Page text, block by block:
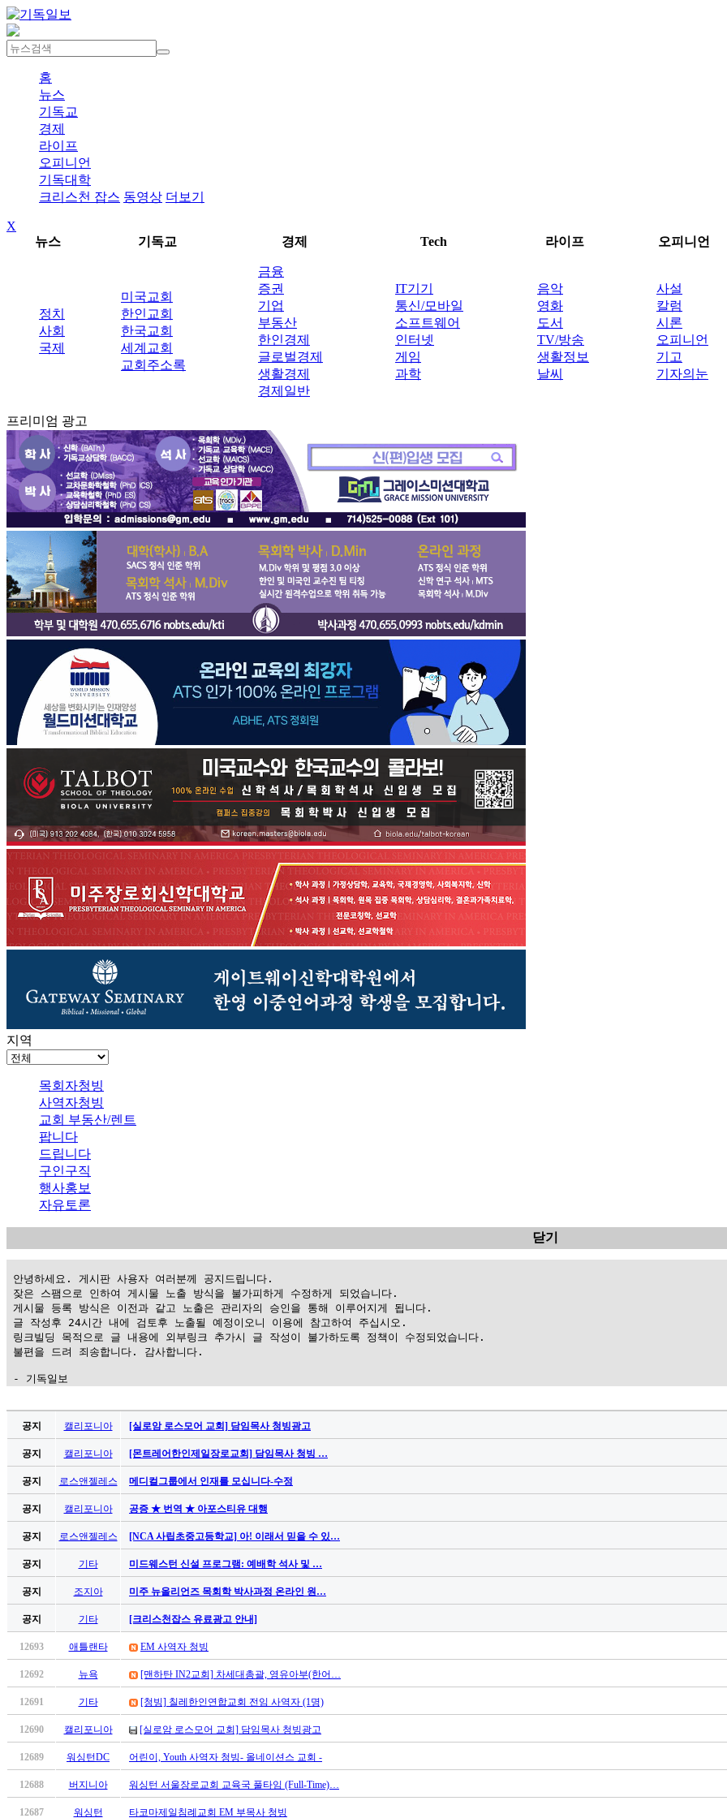
홈
뉴스
기독교
경제
라이프
오피니언
기독대학
크리스천 잡스 동영상 더보기
X
뉴스
기독교 경제 Tech 라이프 오피니언
정치
사회
국제
미국교회
한인교회
한국교회
세계교회
교회주소록
금융
증권
기업
부동산
한인경제
글로벌경제
생활경제
경제일반
IT기기
통신/모바일
소프트웨어
인터넷
게임
과학
음악
영화
도서
TV/방송
생활정보
날씨
사설
칼럼
시론
오피니언
기고
기자의눈
프리미엄 광고
지역
목회자청빙
사역자청빙
교회 부동산/렌트
팝니다
드립니다
구인구직
행사홍보
자유토론
닫기
안녕하세요. 게시판 사용자 여러분께 공지드립니다.
잦은 스팸으로 인하여 게시물 노출 방식을 불가피하게 수정하게 되었습니다.
게시물 등록 방식은 이전과 같고 노출은 관리자의 승인을 통해 이루어지게 됩니다.
글 작성후 24시간 내에 검토후 노출될 예정이오니 이용에 참고하여 주십시오.
링크빌딩 목적으로 글 내용에 외부링크 추가시 글 작성이 불가하도록 정책이 수정되었습니다.
불편을 드려 죄송합니다. 감사합니다.
- 기독일보
만
꼴
밍
넷
minky
합
체
안
브
공지 캘리포니아 [실로암 로스모어 교회] 담임목사 청빙광고
공지 캘리포니아 [몬트레어한인제일장로교회] 담임목사 청빙 …
공지 로스앤젤레스 메디컬그룹에서 인재를 모십니다-수정
공지 캘리포니아 공증 ★ 번역 ★ 아포스티유 대행
공지 로스앤젤레스 [NCA 사립초중고등학교] 아! 이래서 믿을 수 있…
공지 기타 미드웨스턴 신설 프로그램: 예배학 석사 및 …
공지 조지아 미주 뉴올리언즈 목회학 박사과정 온라인 원…
공지 기타 [크리스천잡스 유료광고 안내]
12693 애틀랜타 EM 사역자 청빙
12692 뉴욕 [맨하탄 IN2교회] 차세대총괄, 영유아부(한어…
12691 기타 [청빙] 칠레한인연합교회 전임 사역자 (1명)
12690 캘리포니아 [실로암 로스모어 교회] 담임목사 청빙광고
12689 워싱턴DC 어린이, Youth 사역자 청빙- 올네이션스 교회 -
12688 버지니아 워싱턴 서울장로교회 교육국 풀타임 (Full-Time)…
12687 워싱턴 타코마제일침례교회 EM 부목사 청빙